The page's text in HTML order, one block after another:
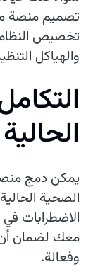
تصميم منصة
تخصيص
والهياكل
الحالية
يمكن دمج
الصحية
الاضطرابات
معك لضمان
وفعالة.